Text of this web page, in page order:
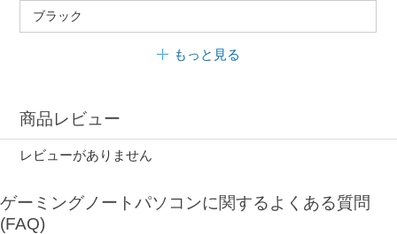
ブラック
もっと見る
商品レビュー
レビューがありません
ゲーミングノートパソコンに関するよくある質問
(FAQ)